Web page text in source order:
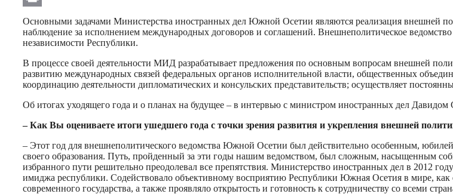
Print
Основными задачами Министерства иностранных дел Южной Осетии являются реализация внешней
наблюдение за исполнением международных договоров и соглашений. Внешнеполитическое
независимости Республики.
В процессе своей деятельности МИД разрабатывает предложения по основным вопросам внешней
развитию международных связей федеральных органов исполнительной власти, общественных
координацию деятельности дипломатических и консульских представительств; осуществляет
Об итогах уходящего года и о планах на будущее – в интервью с министром иностранных дел Давидом
– Как Вы оцениваете итоги ушедшего года с точки зрения развития и укрепления внешней
– Этот год для внешнеполитического ведомства Южной Осетии был действительно особенным,
своего образования. Путь, пройденный за эти годы нашим ведомством, был сложным, насыщенным
избранного пути решительно преодолевал все препятствия. Министерство иностранных дел в 2012
имиджа республики. Содействовало объективному восприятию Республики Южная Осетия в мире,
современного государства, а также проявляло открытость и готовность к сотрудничеству со всеми